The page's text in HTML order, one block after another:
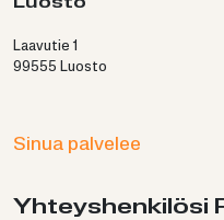
Laavutie 1
99555 Luosto
Sinua palvelee
Yh­teys­hen­ki­lö­si